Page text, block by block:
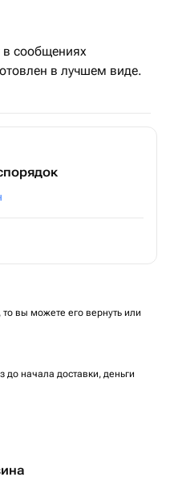
сообщениях
в лучшем виде.
то вы можете его вернуть или
до начала доставки, деньги